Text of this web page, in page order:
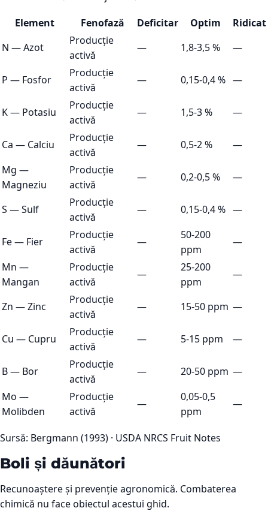
Element
Fenofază Deficitar Optim
Ridicat
N —Azot
Producție
activă
— 1,8-3,5 % —
P — Fosfor
Producție
activă
— 0,15-0,4 % —
K— Potasiu
Producție
activă
— 1,5-3 % —
Ca — Calciu
Producție
activă
— 0,5-2 %
—
Mg —
Magneziu
Producție
activă
— 0,2-0,5 % —
S —Sulf
Producție
activă
— 0,15-0,4 % —
Fe— Fier
Producție
activă
—
50-200
ppm
—
Mn —
Mangan
Producție
activă
—
25-200
ppm
—
Zn —Zinc
Producție
activă
— 15-50 ppm —
Cu — Cupru
Producție
activă
— 5-15 ppm —
B— Bor
Producție
activă
— 20-50 ppm —
Mo —
Molibden
Producție
activă
—
0,05-0,5
ppm
—
Sursă: Bergmann (1993) · USDA NRCS Fruit Notes
Boli și dăunători
Recunoaștere și prevenție agronomică. Combaterea
chimică nu face obiectul acestui ghid.